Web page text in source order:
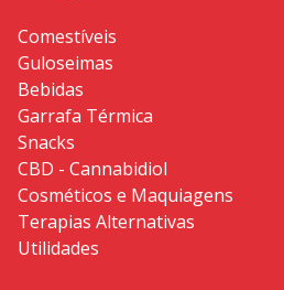
Comestíveis
Guloseimas
Bebidas
Garrafa Térmica
Snacks
CBD - Cannabidiol
Cosméticos e Maquiagens
Terapias Alternativas
Utilidades